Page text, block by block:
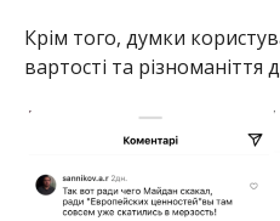
Крім того, думки
вартості та різноманіття